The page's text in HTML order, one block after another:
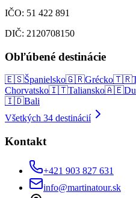
IČO: 51 422 891
DIČ: 2120708150
Obľúbené destinácie
🇪🇸Španielsko🇬🇷Grécko🇹🇷
Chorvatsko🇮🇹Taliansko🇦🇪
🇮🇩Bali
Všetkých 34 destinácií
Kontakt
+421 903 827 631
info@martinatour.sk